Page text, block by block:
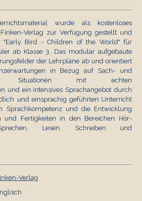
wurde als kostenloses
Verlag zur Verfügung gestellt und
"Early Bird - Children of the World" für
ab Klasse 3. Das modular aufgebaute
der Lehrpläne ab und orientiert
in Bezug auf Sach- und
Situationen mit echten
und ein intensives Sprachangebot durch
und einsprachig geführten Unterricht
Sprachkompetenz und die Entwicklung
und Fertigkeiten in den Bereichen Hör-
Lesen, Schreiben und
Verlag